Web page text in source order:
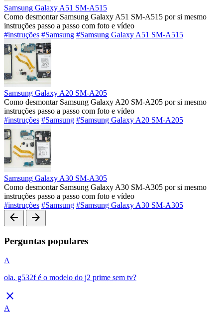
Samsung Galaxy A51 SM-A515
Como desmontar Samsung Galaxy A51 SM-A515 por si mesmo
instruções passo a passo com foto e vídeo
#instruções #Samsung #Samsung Galaxy A51 SM-A515
Samsung Galaxy A20 SM-A205
Como desmontar Samsung Galaxy A20 SM-A205 por si mesmo
instruções passo a passo com foto e vídeo
#instruções #Samsung #Samsung Galaxy A20 SM-A205
Samsung Galaxy A30 SM-A305
Como desmontar Samsung Galaxy A30 SM-A305 por si mesmo
instruções passo a passo com foto e vídeo
#instruções #Samsung #Samsung Galaxy A30 SM-A305
arrow_back arrow_forward
Perguntas populares
A
ola. g532f é o modelo do j2 prime sem tv?
close
A